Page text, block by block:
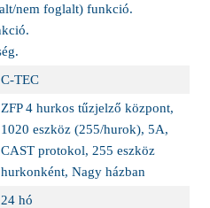
nem foglalt) funkció.
C-TEC
ZFP 4 hurkos tűzjelző központ,
1020 eszköz (255/hurok), 5A,
CAST protokol, 255 eszköz
hurkonként, Nagy házban
24 hó